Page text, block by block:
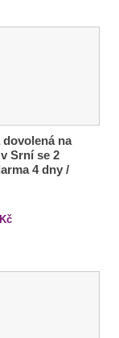
dovolená na
Srní se 2
4 dny /
Kč